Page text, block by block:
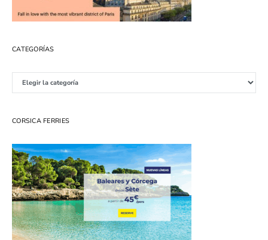
CATEGORÍAS
CORSICA FERRIES